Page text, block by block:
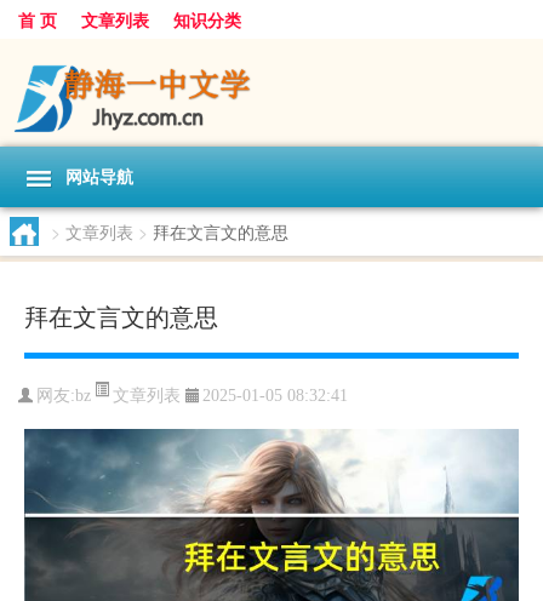
首 页 文章列表 知识分类
网站导航
> 文章列表 > 拜在文言文的意思
拜在文言文的意思
网友:bz 文章列表 2025-01-05 08:32:41